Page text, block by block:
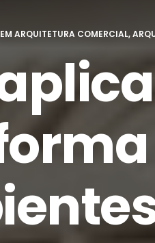
EM ARQUITETURA COMERCIAL,